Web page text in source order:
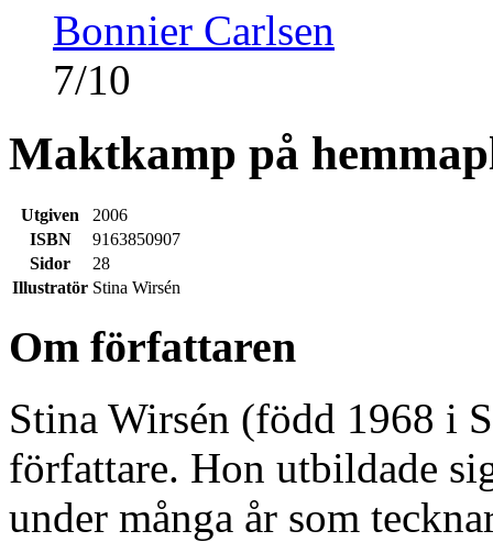
Bonnier Carlsen
7/10
Maktkamp på
Utgiven
2006
ISBN
9163850907
Sidor
28
Illustratör Stina Wirsén
Om författaren
Stina Wirsén (född 1968 i
författare. Hon utbildade
under många år som